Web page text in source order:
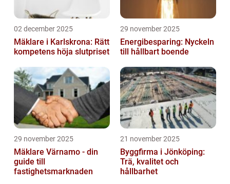
02 december 2025
Mäklare i Karlskrona: Rätt
kompetens höja slutpriset
29 november 2025
Energibesparing: Nyckeln
till hållbart boende
29 november 2025
Mäklare Värnamo - din
guide till
fastighetsmarknaden
21 november 2025
Byggfirma i Jönköping:
Trä, kvalitet och
hållbarhet